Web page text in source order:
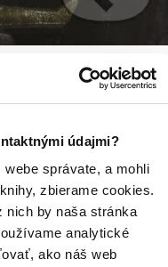
údajmi?
správate, a mohli
zbierame cookies.
nich by naša stránka
analytické
ako náš web
a nadčasově vypráví